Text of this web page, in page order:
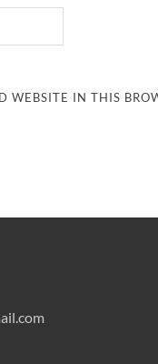
WEBSITE IN THIS